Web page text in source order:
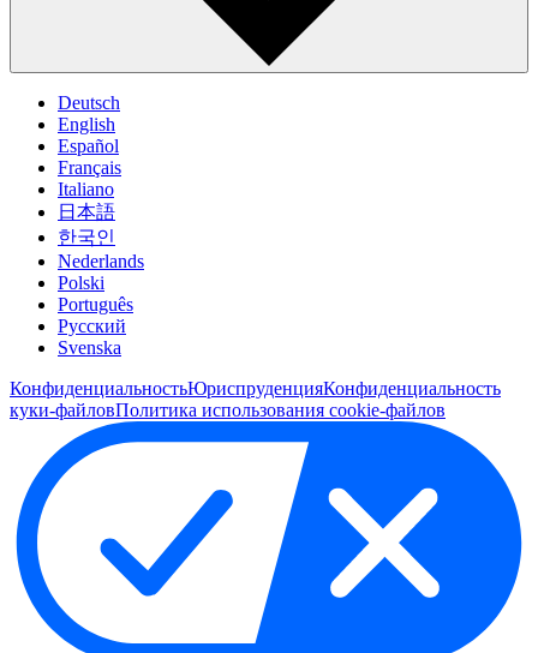
Deutsch
English
Español
Français
Italiano
日本語
한국인
Nederlands
Polski
Português
Pусский
Svenska
КонфиденциальностьЮриспруденцияКонфиденциальность
куки-файловПолитика использования cookie-файлов